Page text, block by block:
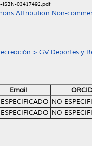
ISBN-03417492.pdf
Attribution Non-
> GV Deportes y
Email
NO
NO